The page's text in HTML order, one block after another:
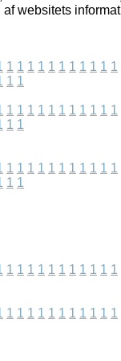
websitets
1 1 1 1 1 1 1 1 1 1 1
1 1
1 1 1 1 1 1 1 1 1 1 1
1 1
1 1 1 1 1 1 1 1 1 1 1
1 1
1 1 1 1 1 1 1 1 1 1 1
1 1 1 1 1 1 1 1 1 1 1